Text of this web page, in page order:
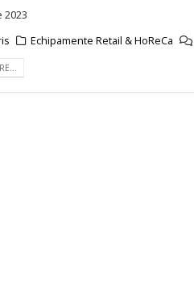
2023
Echipamente Retail & HoReCa